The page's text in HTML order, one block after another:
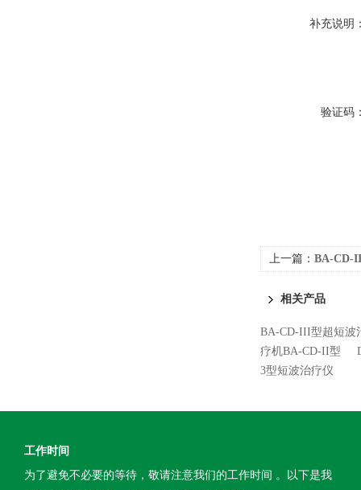
补充说明
验证码
上一篇： BA-CD-
相关产品
BA-CD-III型超短波
疗机BA-CD-II型
3型短波治疗仪
工作时间
为了避免不必要的等待，敬请注意我们的工作时间 。以下是我